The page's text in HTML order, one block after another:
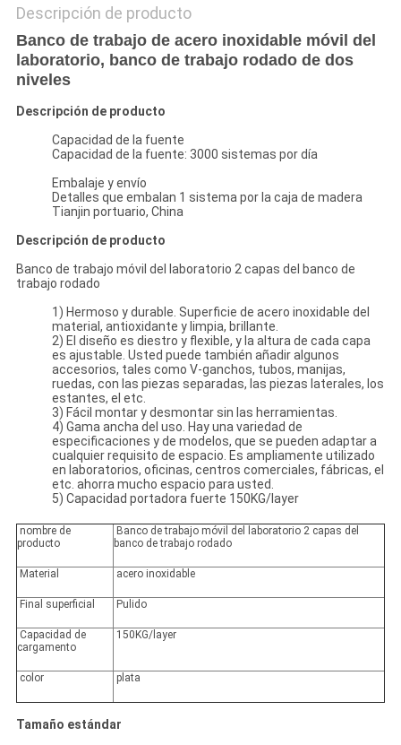
Descripción de producto
Banco de trabajo de acero inoxidable móvil del
laboratorio, banco de trabajo rodado de dos
niveles
Descripción de producto
Capacidad de la fuente
Capacidad de la fuente: 3000 sistemas por día
Embalaje y envío
Detalles que embalan 1 sistema por la caja de madera
Tianjin portuario, China
Descripción de producto
Banco de trabajo móvil del laboratorio 2 capas del banco de
trabajo rodado
1) Hermoso y durable. Superficie de acero inoxidable del
material, antioxidante y limpia, brillante.
2) El diseño es diestro y flexible, y la altura de cada capa
es ajustable. Usted puede también añadir algunos
accesorios, tales como V-ganchos, tubos, manijas,
ruedas, con las piezas separadas, las piezas laterales, los
estantes, el etc.
3) Fácil montar y desmontar sin las herramientas.
4) Gama ancha del uso. Hay una variedad de
especificaciones y de modelos, que se pueden adaptar a
cualquier requisito de espacio. Es ampliamente utilizado
en laboratorios, oficinas, centros comerciales, fábricas, el
etc. ahorra mucho espacio para usted.
5) Capacidad portadora fuerte 150KG/layer
nombre de
producto
Banco de trabajo móvil del laboratorio 2 capas del
banco de trabajo rodado
Material acero inoxidable
Final superficial Pulido
Capacidad de
cargamento
150KG/layer
color plata
Tamaño estándar